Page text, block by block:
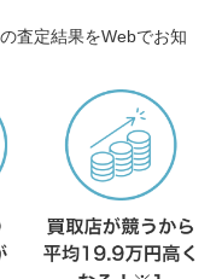
査定結果をWebでお知